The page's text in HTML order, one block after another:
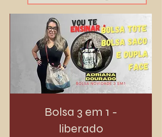
Bolsa 3 em 1 -
liberado